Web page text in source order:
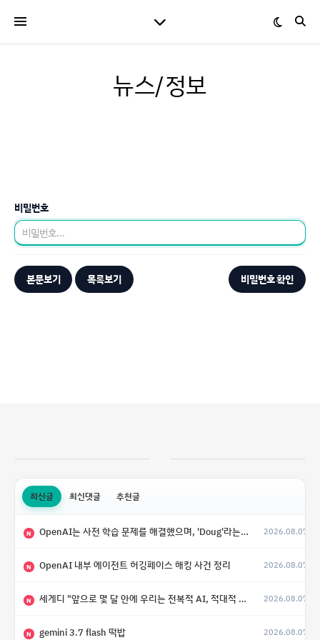
뉴스/정보
비밀번호
본문보기 목록보기 비밀번호 확인
최신글 최신댓글 추천글
N OpenAI는 사전 학습 문제를 해결했으며, 'Doug'라는 코드명을 가진 훨씬 더 큰 모델을 활발히 개발 중 2026.08.07
N OpenAI 내부 에이전트 허깅페이스 해킹 사건 정리 2026.08.07
N 세게디 "앞으로 몇 달 안에 우리는 전복적 AI, 적대적 AI 둘 다 보게 될 것" 2026.08.07
N gemini 3.7 flash 떡밥 2026.08.07